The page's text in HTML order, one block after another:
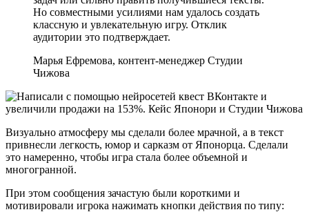
Но совместными усилиями нам удалось создать
классную и увлекательную игру. Отклик
аудитории это подтверждает.
Марья Ефремова, контент-менеджер Студии
Чижова
Визуально атмосферу мы сделали более мрачной, а в текст
привнесли легкость, юмор и сарказм от Японорца. Сделали
это намеренно, чтобы игра стала более объемной и
многогранной.
При этом сообщения зачастую были короткими и
мотивировали игрока нажимать кнопки действия по типу: